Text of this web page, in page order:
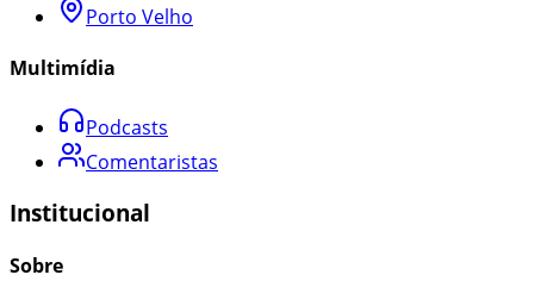
Porto Velho
Multimídia
Podcasts
Comentaristas
Institucional
Sobre